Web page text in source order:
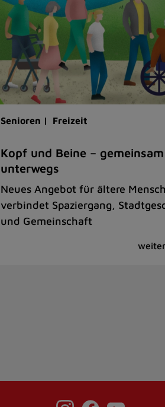
Senioren | Freizeit
Kopf und Beine – gemeinsam
unterwegs
Neues Angebot für ältere
verbindet Spaziergang,
und Gemeinschaft